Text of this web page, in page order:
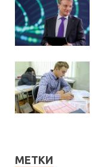
МЕТКИ